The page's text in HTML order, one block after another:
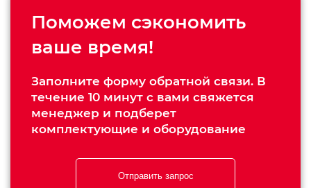
Поможем сэкономить
ваше время!
Заполните форму обратной связи. В
течение 10 минут с вами свяжется
менеджер и подберет
комплектующие и оборудование
Отправить запрос